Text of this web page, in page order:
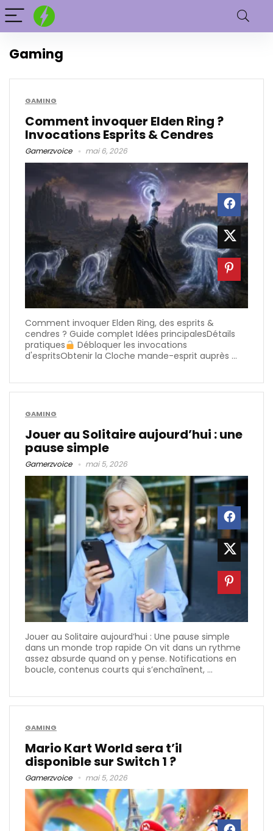
Gaming
GAMING
Comment invoquer Elden Ring​ ?
Invocations Esprits & Cendres
Gamerzvoice mai 6, 2026
Comment invoquer Elden Ring​, des esprits &
cendres ? Guide complet Idées principalesDétails
pratiques
Débloquer les invocations
d'espritsObtenir la Cloche mande-esprit auprès ...
GAMING
Jouer au Solitaire aujourd’hui : une
pause simple
Gamerzvoice mai 5, 2026
Jouer au Solitaire aujourd’hui : Une pause simple
dans un monde trop rapide On vit dans un rythme
assez absurde quand on y pense. Notifications en
boucle, contenus courts qui s’enchaînent, ...
GAMING
Mario Kart World sera t’il
disponible sur Switch 1​ ?
Gamerzvoice mai 5, 2026